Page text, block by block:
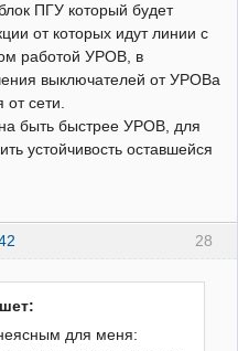
ПГУ который будет
от которых идут линии с
работой УРОВ, в
выключателей от УРОВа
от сети.
быть быстрее УРОВ, для
устойчивость оставшейся
28
для меня: